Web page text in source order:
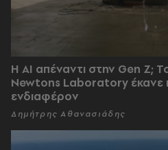
Η AI απέναντι στην Gen Z;
Newtons Laboratory έκανε
ενδιαφέρον
Δημήτρης Αθανασιάδης